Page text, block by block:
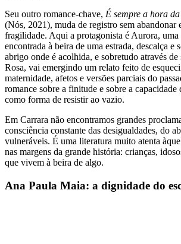
Seu outro romance-chave, É sempre a hora
(Nós, 2021), muda de registro sem abandonar
fragilidade. Aqui a protagonista é Aurora, uma
encontrada à beira de uma estrada, descalça e
abrigo onde é acolhida, e sobretudo através de
Rosa, vai emergindo um relato feito de
maternidade, afetos e versões parciais do
romance sobre a finitude e sobre a capacidade
como forma de resistir ao vazio.
Em Carrara não encontramos grandes
consciência constante das desigualdades, do
vulneráveis. É uma literatura muito atenta
nas margens da grande história: crianças,
que vivem à beira de algo.
Ana Paula Maia: a dignidade do